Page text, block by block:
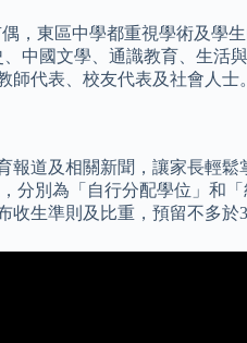
，東區中學都重視學術及
中國文學、通識教育、生活
代表、校友代表及社會人士
道及相關新聞，讓家長輕
分別為「自行分配學位」和
生準則及比重，預留不多於